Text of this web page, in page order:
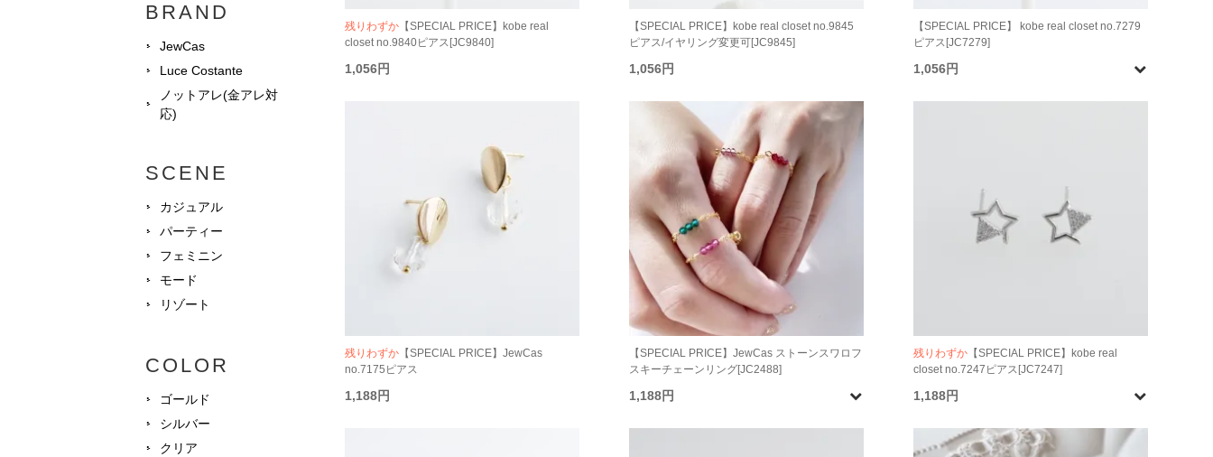
残りわずか 【SPECIAL PRICE】kobe real
closet no.9840ピアス[JC9840]
1,056円
【SPECIAL PRICE】kobe real closet no.9845
ピアス/イヤリング変更可[JC9845]
1,056円
【SPECIAL PRICE】 kobe real closet no.7279
ピアス[JC7279]
1,056円
残りわずか 【SPECIAL PRICE】JewCas
no.7175ピアス
1,188円
【SPECIAL PRICE】JewCas ストーンスワロフ
スキーチェーンリング[JC2488]
1,188円
残りわずか 【SPECIAL PRICE】kobe real
closet no.7247ピアス[JC7247]
1,188円
BRAND
JewCas
Luce Costante
ノットアレ(金アレ対
応)
SCENE
カジュアル
パーティー
フェミニン
モード
リゾート
COLOR
ゴールド
シルバー
クリア